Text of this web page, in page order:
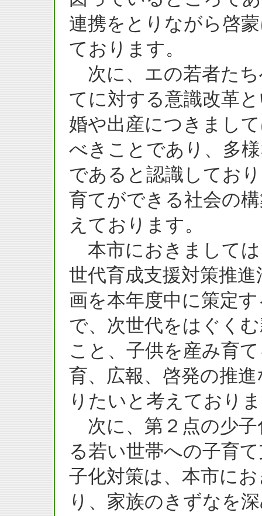
連携をとりながら啓
ております。
次に、エの若者たち
てに対する意識改革
婚や出産につきまし
べきことであり、多
であると認識してお
育てができる社会の
えております。
本市におきましては
世代育成支援対策推
画を本年度中に策定
で、次世代をはぐく
こと、子供を産み育
育、広報、啓発の推
りたいと考えており
次に、第２点の少子
る若い世帯への子育
子化対策は、本市に
り、家族のきずなを